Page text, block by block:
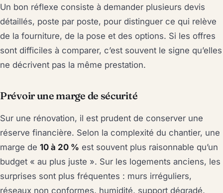
Un bon réflexe consiste à demander plusieurs devis
détaillés, poste par poste, pour distinguer ce qui relève
de la fourniture, de la pose et des options. Si les offres
sont difficiles à comparer, c’est souvent le signe qu’elles
ne décrivent pas la même prestation.
Prévoir une marge de sécurité
Sur une rénovation, il est prudent de conserver une
réserve financière. Selon la complexité du chantier, une
marge de 10 à 20 % est souvent plus raisonnable qu’un
budget « au plus juste ». Sur les logements anciens, les
surprises sont plus fréquentes : murs irréguliers,
réseaux non conformes, humidité, support dégradé.